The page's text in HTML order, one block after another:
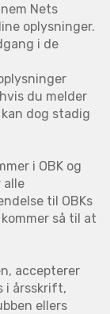
Nets
oplysninger.
i de
du melder
dog stadig
i OBK og
alle
til OBKs
så til at
accepterer
i årsskrift,
ellers